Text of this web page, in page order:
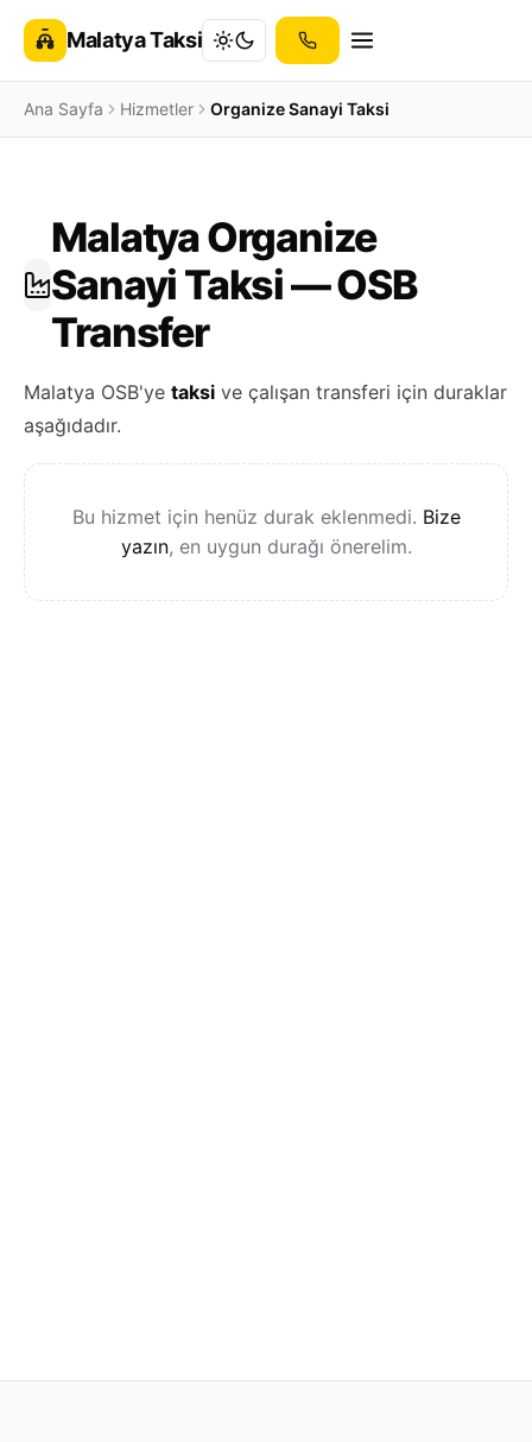
Malatya Taksi
Ana Sayfa Hizmetler Organize Sanayi Taksi
Malatya Organize
Sanayi Taksi — OSB
Transfer
Malatya OSB'ye taksi ve çalışan transferi için duraklar
aşağıdadır.
Bu hizmet için henüz durak eklenmedi. Bize
yazın, en uygun durağı önerelim.